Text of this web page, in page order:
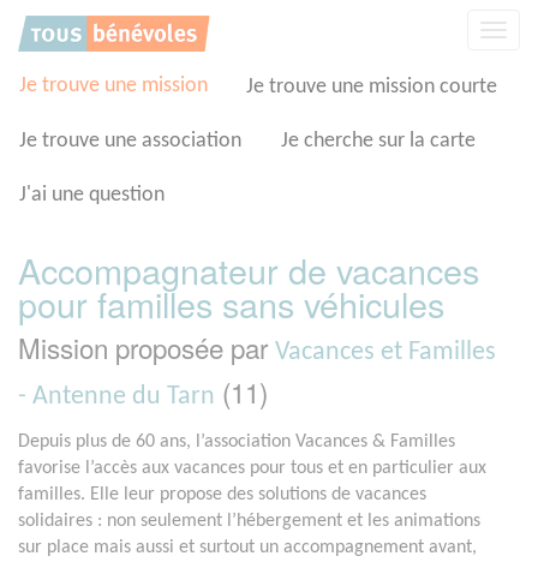
Je trouve une mission Je trouve une mission courte
Je trouve une association Je cherche sur la carte
J'ai une question
Accompagnateur de vacances
pour familles sans véhicules
Mission proposée par Vacances et Familles
- Antenne du Tarn (11)
Depuis plus de 60 ans, l’association Vacances & Familles
favorise l’accès aux vacances pour tous et en particulier aux
familles. Elle leur propose des solutions de vacances
solidaires : non seulement l’hébergement et les animations
sur place mais aussi et surtout un accompagnement avant,
Panneau de gestion des cookies